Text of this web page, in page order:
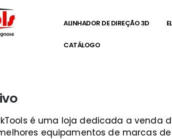
ALINHADOR DE DIREÇÃO 3D
CATÁLOGO
é uma loja dedicada a
equipamentos de marcas